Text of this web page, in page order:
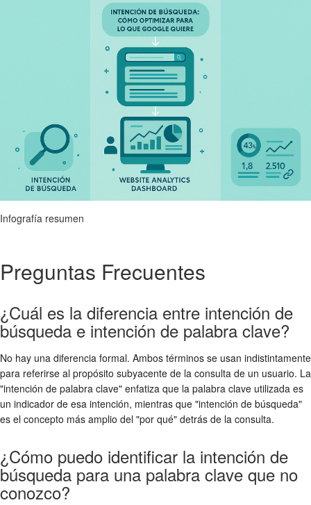
Infografía resumen
Preguntas Frecuentes
¿Cuál es la diferencia entre intención de
búsqueda e intención de palabra clave?
No hay una diferencia formal. Ambos términos se usan indistintamente
para referirse al propósito subyacente de la consulta de un usuario. La
"intención de palabra clave" enfatiza que la palabra clave utilizada es
un indicador de esa intención, mientras que "intención de búsqueda"
es el concepto más amplio del "por qué" detrás de la consulta.
¿Cómo puedo identificar la intención de
búsqueda para una palabra clave que no
conozco?